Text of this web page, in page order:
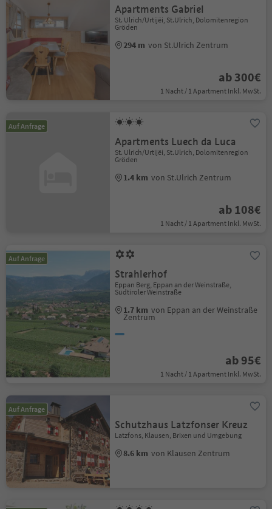
Apartments Gabriel
St. Ulrich/Urtijëi, St.Ulrich, Dolomitenregion
Gröden
294 m von St.Ulrich Zentrum
ab 300€
1 Nacht / 1 Apartment Inkl. MwSt.
Auf Anfrage
Apartments Luech da Luca
St. Ulrich/Urtijëi, St.Ulrich, Dolomitenregion
Gröden
1.4 km von St.Ulrich Zentrum
ab 108€
1 Nacht / 1 Apartment Inkl. MwSt.
Auf Anfrage
Strahlerhof
Eppan Berg, Eppan an der Weinstraße,
Südtiroler Weinstraße
1.7 km von Eppan an der Weinstraße
Zentrum
ab 95€
1 Nacht / 1 Apartment Inkl. MwSt.
Auf Anfrage
Schutzhaus Latzfonser Kreuz
Latzfons, Klausen, Brixen und Umgebung
8.6 km von Klausen Zentrum